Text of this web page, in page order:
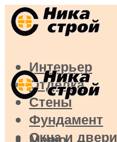
Интерьер
Отделка
Стены
Фундамент
Окна и двери